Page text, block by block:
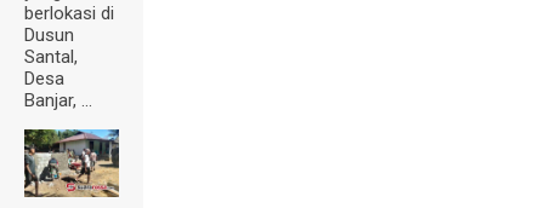
berlokasi di
Dusun
Santal,
Desa
Banjar, ...